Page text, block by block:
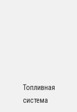
Топливная
система